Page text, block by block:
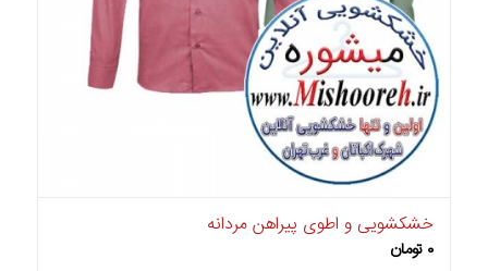
خشکشویی و اطوی پیراهن مردانه
۰ تومان